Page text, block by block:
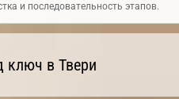
и последовательность этапов.
ключ в Твери